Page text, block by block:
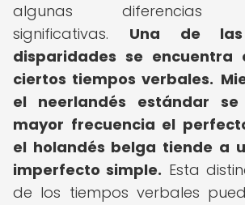
algunas diferencias
significativas. Una de las
disparidades se encuentra
ciertos tiempos verbales.
el neerlandés estándar
mayor frecuencia el
el holandés belga tiende a
imperfecto simple. Esta
de los tiempos verbales